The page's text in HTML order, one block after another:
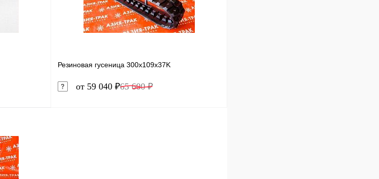
Резиновая гусеница 300x109x37K
от 59 040 ₽65 600 ₽